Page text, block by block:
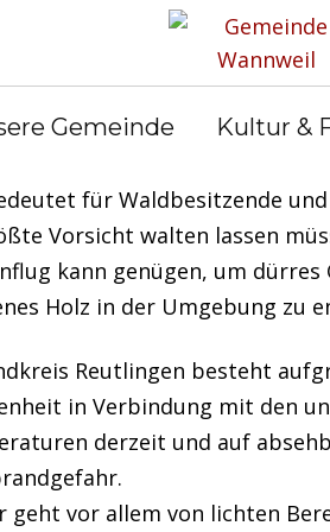
Gemeinde Kultur &
obere Bodenschicht im Wald
für Waldbesitzende
Vorsicht walten lassen
kann genügen, um dürres
Holz in der Umgebung zu
Reutlingen besteht
in Verbindung mit den
derzeit und auf
geht vor allem von lichten